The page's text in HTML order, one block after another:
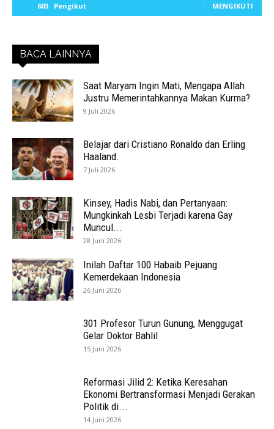
603 Pengikut MENGIKUTI
BACA LAINNYA
Saat Maryam Ingin Mati, Mengapa Allah
Justru Memerintahkannya Makan Kurma?
9 Juli 2026
Belajar dari Cristiano Ronaldo dan Erling
Haaland.
7 Juli 2026
Kinsey, Hadis Nabi, dan Pertanyaan:
Mungkinkah Lesbi Terjadi karena Gay
Muncul...
28 Juni 2026
Inilah Daftar 100 Habaib Pejuang
Kemerdekaan Indonesia
26 Juni 2026
301 Profesor Turun Gunung, Menggugat
Gelar Doktor Bahlil
15 Juni 2026
Reformasi Jilid 2: Ketika Keresahan
Ekonomi Bertransformasi Menjadi Gerakan
Politik di...
14 Juni 2026